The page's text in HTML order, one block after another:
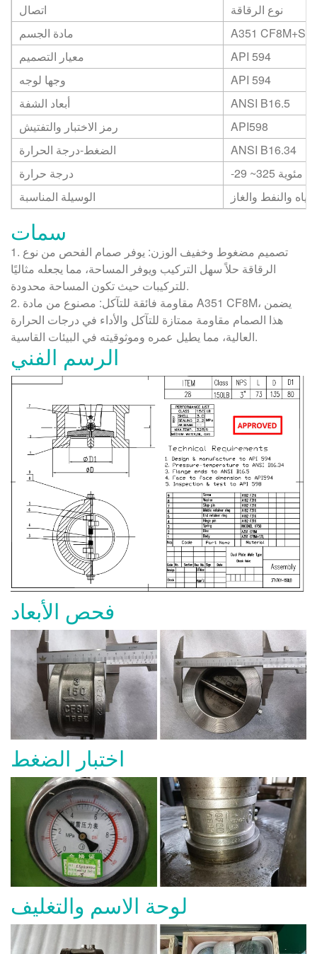
اتصال
نوع الرقاقة
مادة الجسم
A351
معيار التصميم
API 594
وجها لوجه
API 594
أبعاد الشفة
ANSI B16.5
رمز الاختبار والتفتيش
API598
الضغط-درجة الحرارة
ANSI B16.34
درجة حرارة
-29 ~325 مئوية
الوسيلة المناسبة
والنفط والغاز
سمات
1. تصميم مضغوط وخفيف الوزن: يوفر صمام الفحص من نوع
الرقاقة حلاً سهل التركيب ويوفر المساحة، مما يجعله مثاليًا
للتركيبات حيث تكون المساحة محدودة.
2. مقاومة فائقة للتآكل: مصنوع من مادة A351 CF8M، يضمن
هذا الصمام مقاومة ممتازة للتآكل والأداء في درجات الحرارة
العالية، مما يطيل عمره وموثوقيته في البيئات القاسية.
الرسم الفني
فحص الأبعاد
اختبار الضغط
لوحة الاسم والتغليف